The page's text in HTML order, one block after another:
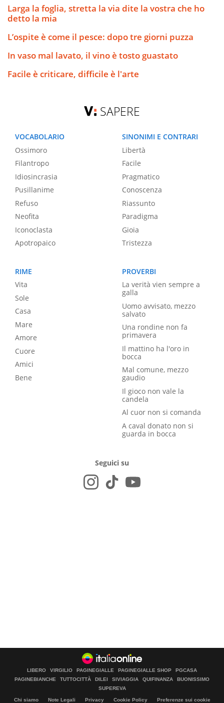
Larga la foglia, stretta la via dite la vostra che ho
detto la mia
L’ospite è come il pesce: dopo tre giorni puzza
In vaso mal lavato, il vino è tosto guastato
Facile è criticare, difficile è l'arte
SAPERE
VOCABOLARIO
Ossimoro
Filantropo
Idiosincrasia
Pusillanime
Refuso
Neofita
Iconoclasta
Apotropaico
SINONIMI E CONTRARI
Libertà
Facile
Pragmatico
Conoscenza
Riassunto
Paradigma
Gioia
Tristezza
RIME
Vita
Sole
Casa
Mare
Amore
Cuore
Amici
Bene
PROVERBI
La verità vien sempre a
galla
Uomo avvisato, mezzo
salvato
Una rondine non fa
primavera
Il mattino ha l'oro in
bocca
Mal comune, mezzo
gaudio
Il gioco non vale la
candela
Al cuor non si comanda
A caval donato non si
guarda in bocca
Seguici su
LIBERO VIRGILIO PAGINEGIALLE PAGINEGIALLE SHOP
PGCASA
PAGINEBIANCHE
TUTTOCITTÀ DILEI SIVIAGGIA QUIFINANZA
BUONISSIMO
SUPEREVA
Chi siamo Note Legali Privacy Cookie Policy Preferenze sui cookie